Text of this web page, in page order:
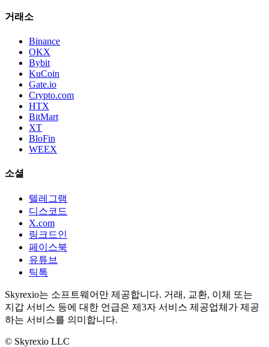
거래소
Binance
OKX
Bybit
KuCoin
Gate.io
Crypto.com
HTX
BitMart
XT
BloFin
WEEX
소셜
텔레그램
디스코드
X.com
링크드인
페이스북
유튜브
틱톡
Skyrexio는 소프트웨어만 제공합니다. 거래, 교환, 이체 또는
지갑 서비스 등에 대한 언급은 제3자 서비스 제공업체가 제공
하는 서비스를 의미합니다.
© Skyrexio LLC